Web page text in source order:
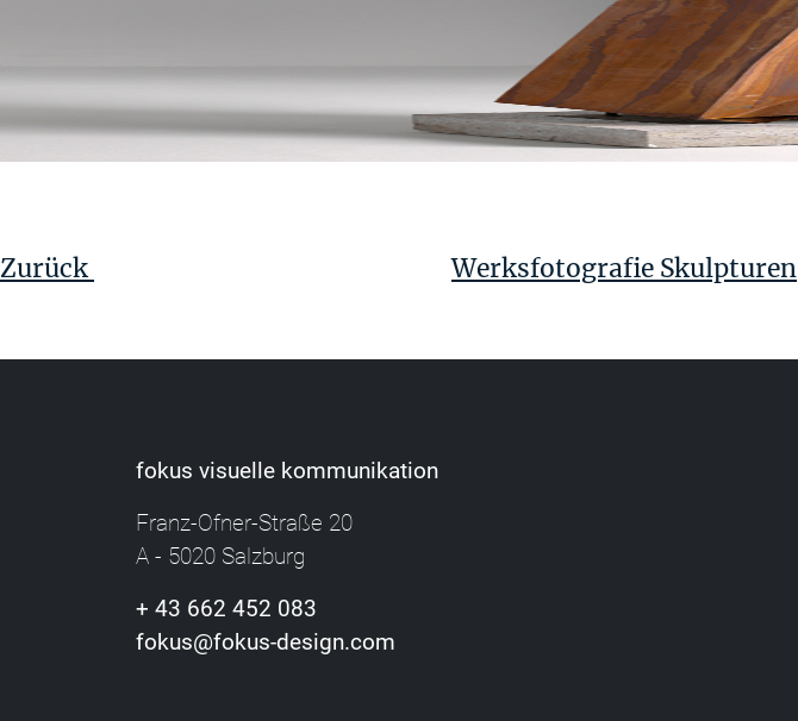
Zurück
Werksfotografie Skulpturen
fokus visuelle kommunikation
Franz-Ofner-Straße 20
A - 5020 Salzburg
+ 43 662 452 083
fokus@fokus-design.com